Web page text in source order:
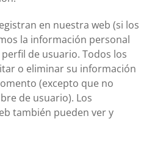
en nuestra web (si los
la información personal
de usuario. Todos los
o eliminar su información
(excepto que no
de usuario). Los
también pueden ver y